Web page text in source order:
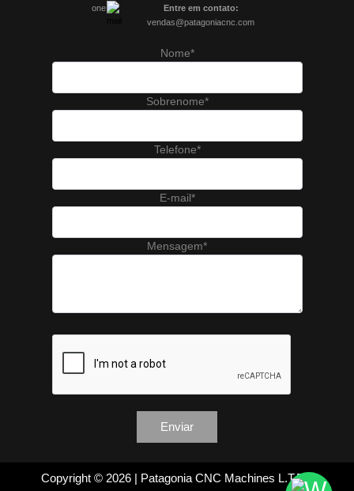
Entre em contato:
vendas@patagoniacnc.com
Nome*
Sobrenome*
Telefone*
E-mail*
Mensagem*
Copyright © 2026 | Patagonia CNC Machines L.T.D.A.